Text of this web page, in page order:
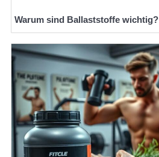
Warum sind Ballaststoffe wichtig?